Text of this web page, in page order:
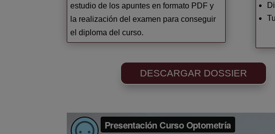
estudio de los apuntes en formato PDF y
la realización del examen para conseguir
el diploma del curso.
DESCARGAR DOSSIER